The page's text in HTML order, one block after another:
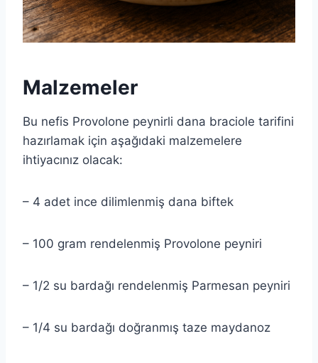
Malzemeler
Bu nefis Provolone peynirli dana braciole tarifini
hazırlamak için aşağıdaki malzemelere
ihtiyacınız olacak:
– 4 adet ince dilimlenmiş dana biftek
– 100 gram rendelenmiş Provolone peyniri
– 1/2 su bardağı rendelenmiş Parmesan peyniri
– 1/4 su bardağı doğranmış taze maydanoz